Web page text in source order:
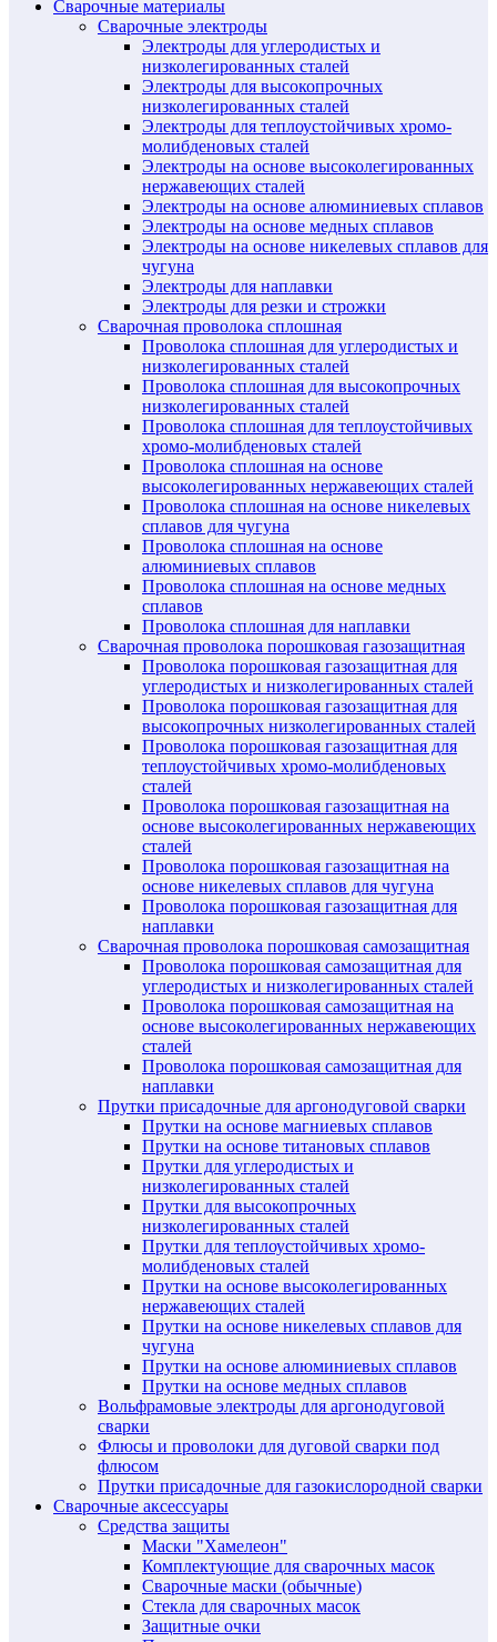
Сварочные материалы
Сварочные электроды
Электроды для углеродистых и
низколегированных сталей
Электроды для высокопрочных
низколегированных сталей
Электроды для теплоустойчивых хромо-
молибденовых сталей
Электроды на основе высоколегированных
нержавеющих сталей
Электроды на основе алюминиевых сплавов
Электроды на основе медных сплавов
Электроды на основе никелевых сплавов для
чугуна
Электроды для наплавки
Электроды для резки и строжки
Сварочная проволока сплошная
Проволока сплошная для углеродистых и
низколегированных сталей
Проволока сплошная для высокопрочных
низколегированных сталей
Проволока сплошная для теплоустойчивых
хромо-молибденовых сталей
Проволока сплошная на основе
высоколегированных нержавеющих сталей
Проволока сплошная на основе никелевых
сплавов для чугуна
Проволока сплошная на основе
алюминиевых сплавов
Проволока сплошная на основе медных
сплавов
Проволока сплошная для наплавки
Сварочная проволока порошковая газозащитная
Проволока порошковая газозащитная для
углеродистых и низколегированных сталей
Проволока порошковая газозащитная для
высокопрочных низколегированных сталей
Проволока порошковая газозащитная для
теплоустойчивых хромо-молибденовых
сталей
Проволока порошковая газозащитная на
основе высоколегированных нержавеющих
сталей
Проволока порошковая газозащитная на
основе никелевых сплавов для чугуна
Проволока порошковая газозащитная для
наплавки
Сварочная проволока порошковая самозащитная
Проволока порошковая самозащитная для
углеродистых и низколегированных сталей
Проволока порошковая самозащитная на
основе высоколегированных нержавеющих
сталей
Проволока порошковая самозащитная для
наплавки
Прутки присадочные для аргонодуговой сварки
Прутки на основе магниевых сплавов
Прутки на основе титановых сплавов
Прутки для углеродистых и
низколегированных сталей
Прутки для высокопрочных
низколегированных сталей
Прутки для теплоустойчивых хромо-
молибденовых сталей
Прутки на основе высоколегированных
нержавеющих сталей
Прутки на основе никелевых сплавов для
чугуна
Прутки на основе алюминиевых сплавов
Прутки на основе медных сплавов
Вольфрамовые электроды для аргонодуговой
сварки
Флюсы и проволоки для дуговой сварки под
флюсом
Прутки присадочные для газокислородной сварки
Сварочные аксессуары
Средства защиты
Маски "Хамелеон"
Комплектующие для сварочных масок
Сварочные маски (обычные)
Стекла для сварочных масок
Защитные очки